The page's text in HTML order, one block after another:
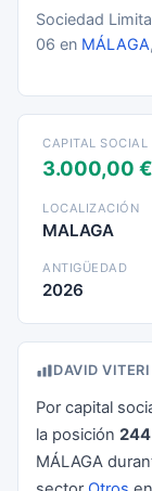
Sociedad
06 en MÁLAGA,
CAPITAL SOCIAL
3.000,00 €
LOCALIZACIÓN
MALAGA
ANTIGÜEDAD
2026
DAVID
Por capital
la posición 244
MÁLAGA